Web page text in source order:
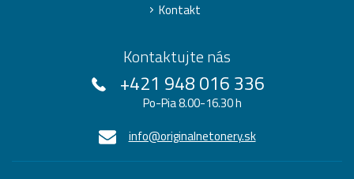
Kontakt
Kontaktujte nás
+421 948 016 336
Po-Pia 8.00-16.30 h
info@originalnetonery.sk